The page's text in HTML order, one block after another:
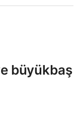
büyükbaş